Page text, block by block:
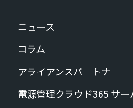
ニュース
コラム
アライアンスパートナー
電源管理クラウド365 サ